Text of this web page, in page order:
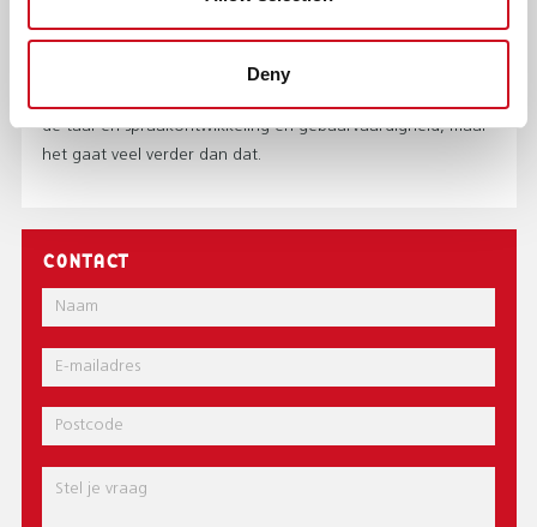
Deny
helpt jonge slechthorende en dove kinderen en hun ouders.
Ze bezoekt gezinnen thuis en werkt individueel en in
de taal-en spraakontwikkeling en gebaarvaardigheid, maar
het gaat veel verder dan dat.
CONTACT
Naam
E-
mail
Postcode
Bericht